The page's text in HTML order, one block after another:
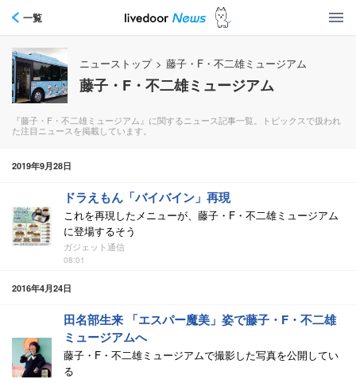
一覧
ニューストップ > 藤子・F・不二雄ミュージアム
藤子・F・不二雄ミュージアム
『藤子・F・不二雄ミュージアム』に関するニュース記事一覧。トピックスで扱われ
た注目ニュースを掲載しています。
2019年9月28日
ドラえもん「バイバイン」再現
これを再現したメニューが、藤子・F・不二雄ミュージアム
に登場するそう
ガジェット通信
08:01
2016年4月24日
田名部生来 「エスパー魔美」姿で藤子・F・不二雄
ミュージアムへ
藤子・F・不二雄ミュージアムで撮影した写真を公開してい
る